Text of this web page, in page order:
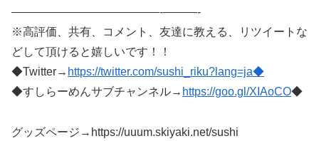
—————————————­-­———-
※高評価、共有、コメント、友達に教える、リツイートな
どして頂けると嬉しいです！！
◆Twitter→ https://twitter.com/sushi_riku?lang=ja◆
◆すしらーめんサブチャンネル→ https://goo.gl/XIAoCO◆
グッズページ→https://uuum.skiyaki.net/sushi